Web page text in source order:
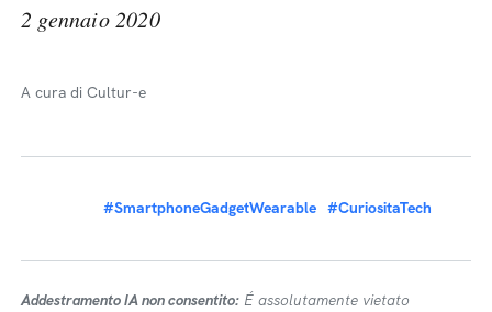
2 gennaio 2020
A cura di Cultur-e
#SmartphoneGadgetWearable #CuriositaTech
Addestramento IA non consentito: É assolutamente vietato